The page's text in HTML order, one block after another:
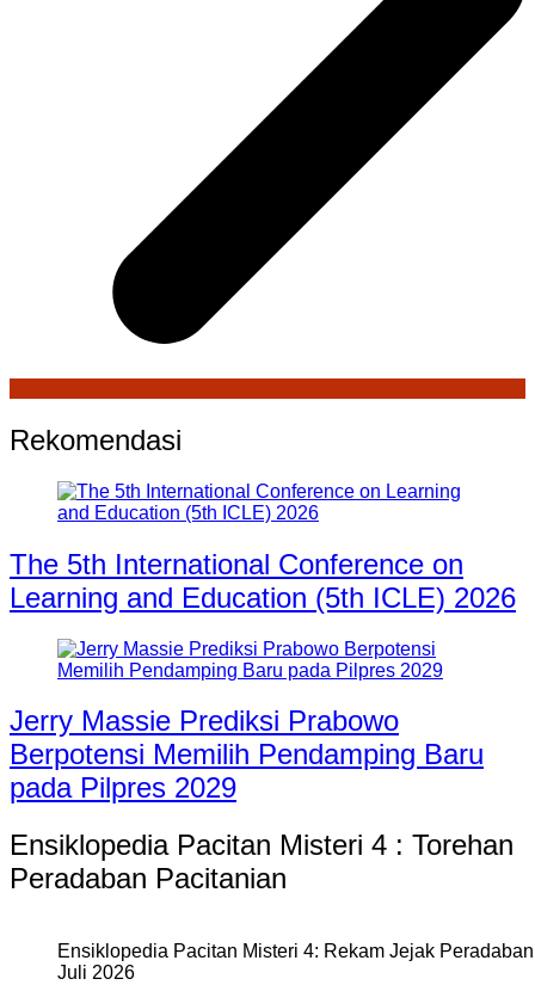
Rekomendasi
The 5th International Conference on
Learning and Education (5th ICLE) 2026
Jerry Massie Prediksi Prabowo
Berpotensi Memilih Pendamping Baru
pada Pilpres 2029
Ensiklopedia Pacitan Misteri 4 : Torehan
Peradaban Pacitanian
Ensiklopedia Pacitan Misteri 4: Rekam Jejak
Juli 2026